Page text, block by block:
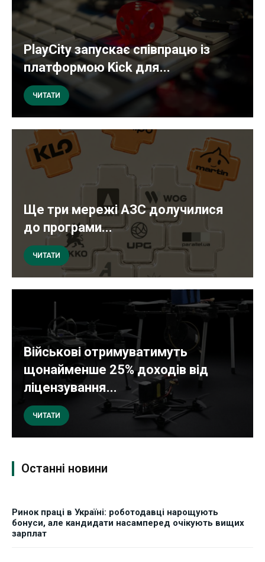
PlayCity запускає співпрацю із
платформою Kick для...
ЧИТАТИ
Ще три мережі АЗС долучилися
до програми...
ЧИТАТИ
Військові отримуватимуть
щонайменше 25% доходів від
ліцензування...
ЧИТАТИ
Останні новини
Ринок праці в Україні: роботодавці нарощують
бонуси, але кандидати насамперед очікують вищих
зарплат